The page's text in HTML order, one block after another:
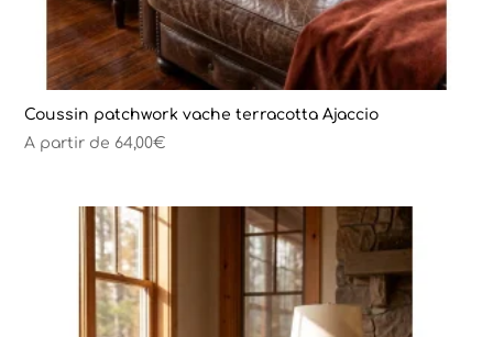
Coussin patchwork vache terracotta Ajaccio
A partir de 64,00€